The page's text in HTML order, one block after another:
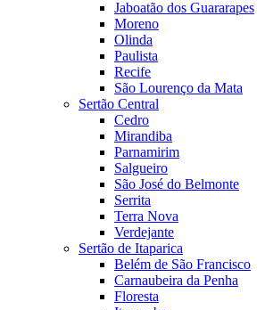
Jaboatão dos Guararapes
Moreno
Olinda
Paulista
Recife
São Lourenço da Mata
Sertão Central
Cedro
Mirandiba
Parnamirim
Salgueiro
São José do Belmonte
Serrita
Terra Nova
Verdejante
Sertão de Itaparica
Belém de São Francisco
Carnaubeira da Penha
Floresta